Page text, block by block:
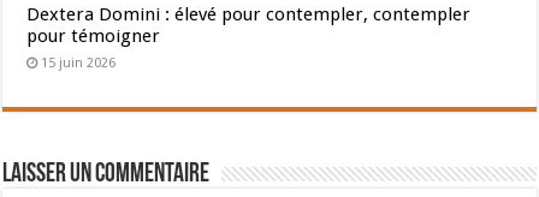
Dextera Domini : élevé pour contempler, contempler
pour témoigner
15 juin 2026
Laisser un commentaire